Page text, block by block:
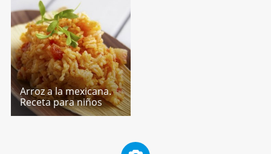
Arroz a la mexicana.
Receta para niños